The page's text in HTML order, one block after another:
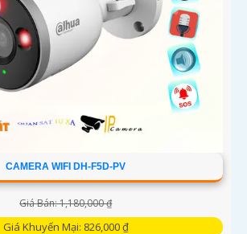
CAMERA WIFI DH-F5D-PV
Giá Bán: 1,180,000 ₫
Giá Khuyến Mại: 826,000 ₫